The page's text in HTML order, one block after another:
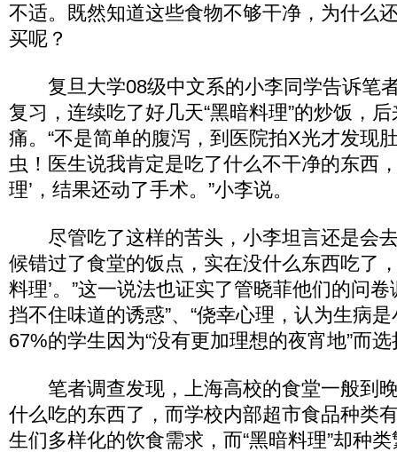
不适。既然知道这些食物不够干净，为什么
买呢？
复旦大学08级中文系的小李同学告诉笔
复习，连续吃了好几天“黑暗料理”的炒饭，
痛。“不是简单的腹泻，到医院拍X光才发现
虫！医生说我肯定是吃了什么不干净的东西
理’，结果还动了手术。”小李说。
尽管吃了这样的苦头，小李坦言还是会去
候错过了食堂的饭点，实在没什么东西吃了
料理’。”这一说法也证实了管晓菲他们的问
挡不住味道的诱惑”、“侥幸心理，认为生病
67%的学生因为“没有更加理想的夜宵地”而选
笔者调查发现，上海高校的食堂一般到
什么吃的东西了，而学校内部超市食品种类
生们多样化的饮食需求，而“黑暗料理”却种